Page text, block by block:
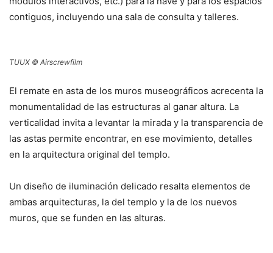
contiguos, incluyendo una sala de consulta y talleres.
TUUX © Airscrewfilm
El remate en asta de los muros museográficos acrecenta la
monumentalidad de las estructuras al ganar altura. La
verticalidad invita a levantar la mirada y la transparencia de
las astas permite encontrar, en ese movimiento, detalles
en la arquitectura original del templo.
Un diseño de iluminación delicado resalta elementos de
ambas arquitecturas, la del templo y la de los nuevos
muros, que se funden en las alturas.